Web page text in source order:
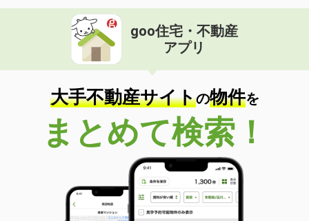
goo住宅・不動産
アプリ
大手不動産サイトの物件を
まとめて検索！